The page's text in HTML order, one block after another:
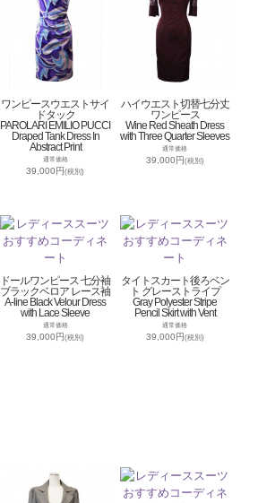
ワンピースウエストサイ
ドタック
PAROLARI EMILIO PUCCI
Draped Tank Dress In
Abstract Print
通常価格
39,000円(税別)
ハイウエスト切替七分丈
ワンピース
Wine Red Sheath Dress
with Three Quarter Sleeves
通常価格
39,000円(税別)
ドールワンピース 七分袖
ブラックベロア レース袖
A-line Black Velour Dress
with Lace Sleeve
通常価格
39,000円(税別)
タイトスカート後ろベン
ト グレーストライプ
Gray Polyester Stripe
Pencil Skirt with Vent
通常価格
39,000円 (税別)